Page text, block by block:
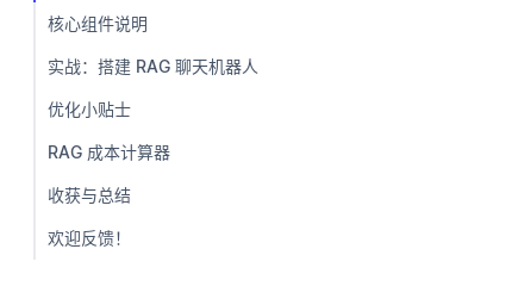
核心组件说明
实战：搭建 RAG 聊天机器人
优化小贴士
RAG 成本计算器
收获与总结
欢迎反馈！